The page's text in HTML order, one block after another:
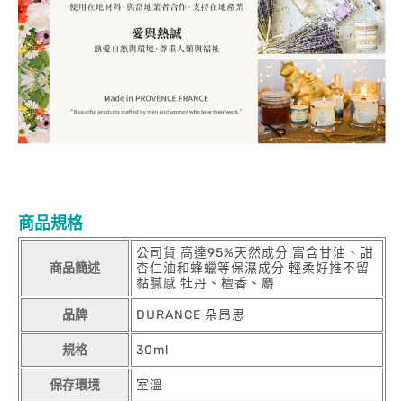
商品規格
商品簡述
公司貨 高達95%天然成分 富含甘油、甜
杏仁油和蜂蠟等保濕成分 輕柔好推不留
黏膩感 牡丹、檀香、麝
品牌 DURANCE 朵昂思
規格 30ml
保存環境 室溫